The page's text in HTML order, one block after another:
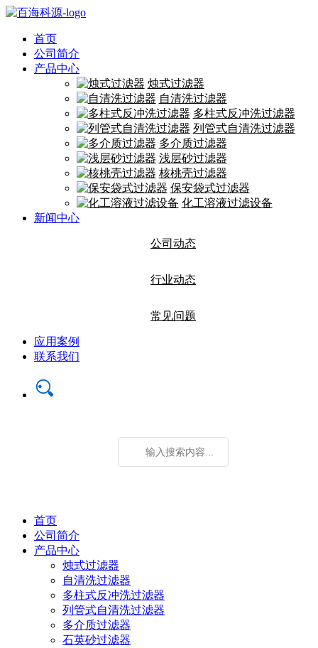
首页
公司简介
产品中心
烛式过滤器
自清洗过滤器
多柱式反冲洗过滤器
列管式自清洗过滤器
多介质过滤器
浅层砂过滤器
核桃壳过滤器
保安袋式过滤器
化工溶液过滤设备
新闻中心
公司动态
行业动态
常见问题
应用案例
联系我们
首页
公司简介
产品中心
烛式过滤器
自清洗过滤器
多柱式反冲洗过滤器
列管式自清洗过滤器
多介质过滤器
石英砂过滤器